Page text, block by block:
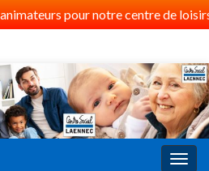
pour notre centre de